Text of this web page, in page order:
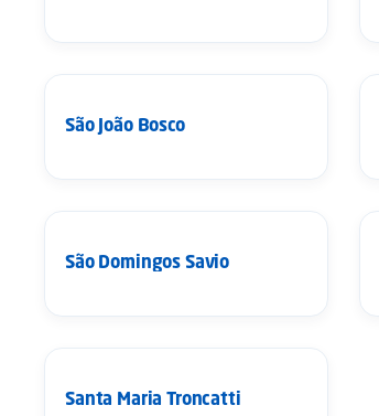
São João Bosco
São Domingos Savio
Santa Maria Troncatti